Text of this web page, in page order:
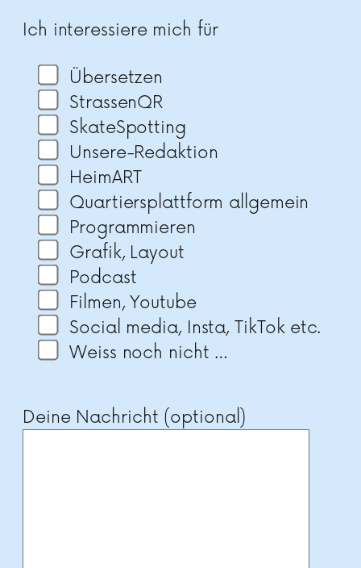
Ich interessiere mich für
Übersetzen
StrassenQR
SkateSpotting
Unsere-Redaktion
HeimART
Quartiersplattform allgemein
Programmieren
Grafik, Layout
Podcast
Filmen, Youtube
Social media, Insta, TikTok etc.
Weiss noch nicht …
Deine Nachricht (optional)